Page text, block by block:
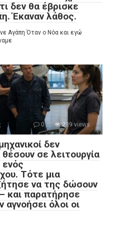
δεν θα έβρισκε
Έκαναν λάθος.
Αγάπη Όταν ο Νόα και εγώ
0 239 views
δεν
σε λειτουργία
Τότε μια
να της δώσουν
και παρατήρησε
αγνοήσει όλοι οι